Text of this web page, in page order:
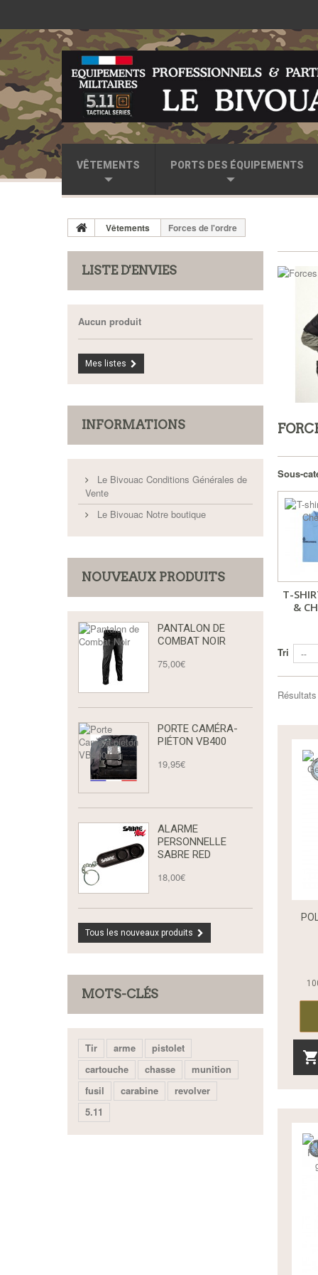
VÊTEMENTS PORTS DES ÉQUIPEMENTS
Vêtements Forces de l'ordre
Sous-
T-
&
Tri --
LISTE D'ENVIES
Aucun produit
Mes listes
INFORMATIONS
Le Bivouac Conditions Générales de
Vente
Le Bivouac Notre boutique
NOUVEAUX PRODUITS
PANTALON DE
COMBAT NOIR
75,00€
PORTE CAMÉRA-
PIÉTON VB400
19,95€
ALARME
PERSONNELLE
SABRE RED
18,00€
Tous les nouveaux produits
MOTS-CLÉS
Tir arme
pistolet
cartouche
chasse
munition
fusil
carabine
revolver
5.11